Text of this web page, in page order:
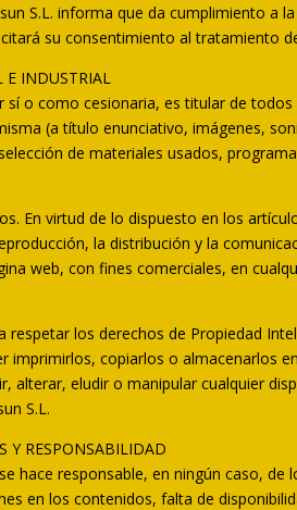
S.L. informa que da cumplimiento a
su consentimiento al tratamiento
E INDUSTRIAL
sí o como cesionaria, es titular de
(a título enunciativo, imágenes,
de materiales usados,
En virtud de lo dispuesto en los
la distribución y la
web, con fines comerciales, en
respetar los derechos de Propiedad
imprimirlos, copiarlos o almacenarlos
alterar, eludir o manipular cualquier
S.L.
Y RESPONSABILIDAD
hace responsable, en ningún caso,
en los contenidos, falta de